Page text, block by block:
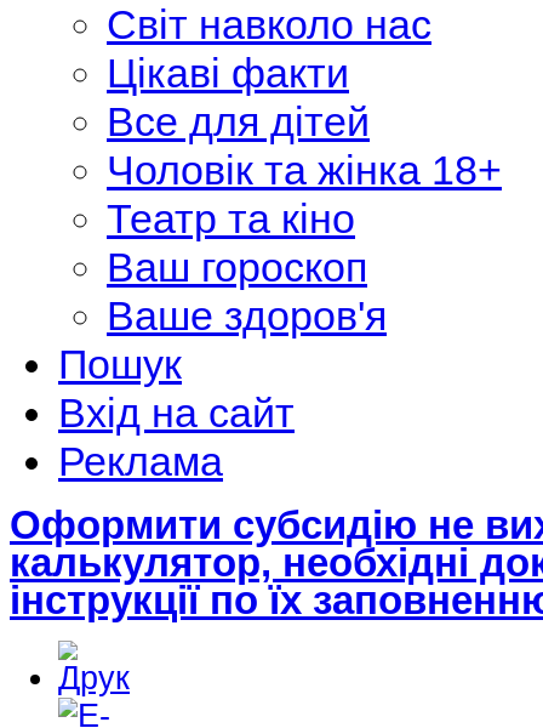
Світ навколо нас
Цікаві факти
Все для дітей
Чоловік та жінка 18+
Театр та кіно
Ваш гороскоп
Ваше здоров'я
Пошук
Вхід на сайт
Реклама
Оформити субсидію не
калькулятор, необхідні
інструкції по їх